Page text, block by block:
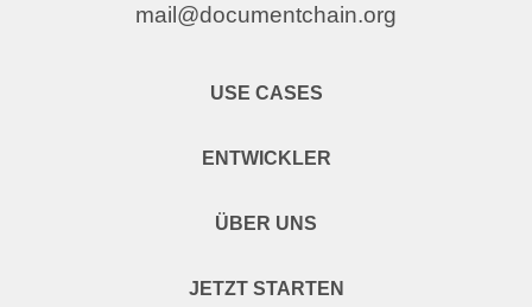
mail@documentchain.org
USE CASES
ENTWICKLER
ÜBER UNS
JETZT STARTEN